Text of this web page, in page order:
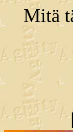
Mitä